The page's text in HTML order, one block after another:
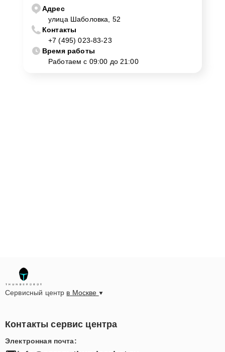
Адрес
улица Шаболовка, 52
Контакты
+7 (495) 023-83-23
Время работы
Работаем с 09:00 до 21:00
Сервисный центр в Москве
Контакты сервис центра
Электронная почта: